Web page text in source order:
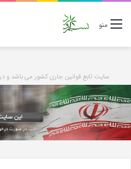
منو
سایت تابع قوانین جاری کشور می